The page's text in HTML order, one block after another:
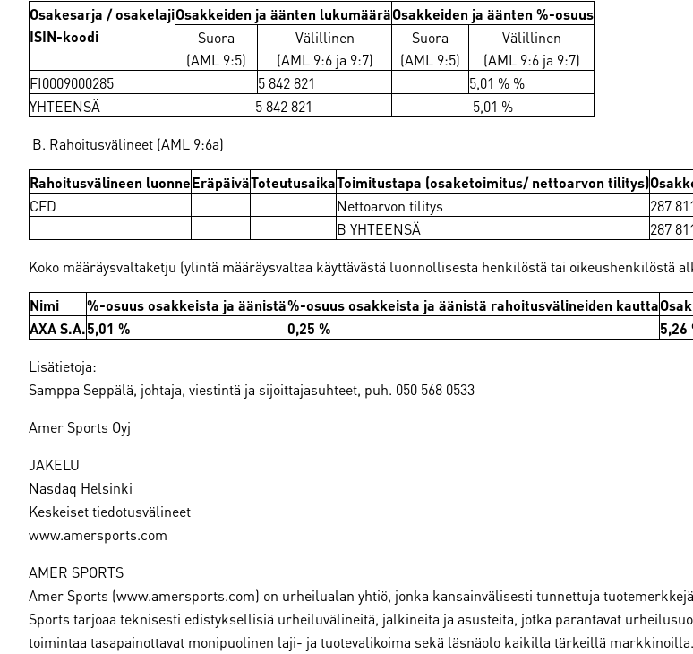
Osakesarja / osakelaji
ISIN-koodi
Osakkeiden ja äänten lukumääräOsakkeiden ja äänten %-osuus
Suora
(AML 9:5)
Välillinen
(AML 9:6 ja 9:7)
Suora
(AML 9:5)
Välillinen
(AML 9:6 ja 9:7)
FI0009000285
5 842 821
5,01 % %
YHTEENSÄ
5 842 821
5,01 %
B. Rahoitusvälineet (AML 9:6a)
Rahoitusvälineen luonneEräpäiväToteutusaikaToimitustapa (osaketoimitus/ nettoarvon tilitys)
CFD
Nettoarvon tilitys 287
B YHTEENSÄ
287
Koko määräysvaltaketju (ylintä määräysvaltaa käyttävästä luonnollisesta henkilöstä tai oikeushenkilöstä
Nimi
%-osuus osakkeista ja äänistä%-osuus osakkeista ja äänistä rahoitusvälineiden kautta
AXA S.A.5,01 % 0,25 %
5,26
Lisätietoja:
Samppa Seppälä, johtaja, viestintä ja sijoittajasuhteet, puh. 050 568 0533
Amer Sports Oyj
JAKELU
Nasdaq Helsinki
Keskeiset tiedotusvälineet
www.amersports.com
AMER SPORTS
Amer Sports (www.amersports.com) on urheilualan yhtiö, jonka kansainvälisesti tunnettuja
Sports tarjoaa teknisesti edistyksellisiä urheiluvälineitä, jalkineita ja asusteita, jotka parantavat
toimintaa tasapainottavat monipuolinen laji- ja tuotevalikoima sekä läsnäolo kaikilla tärkeillä